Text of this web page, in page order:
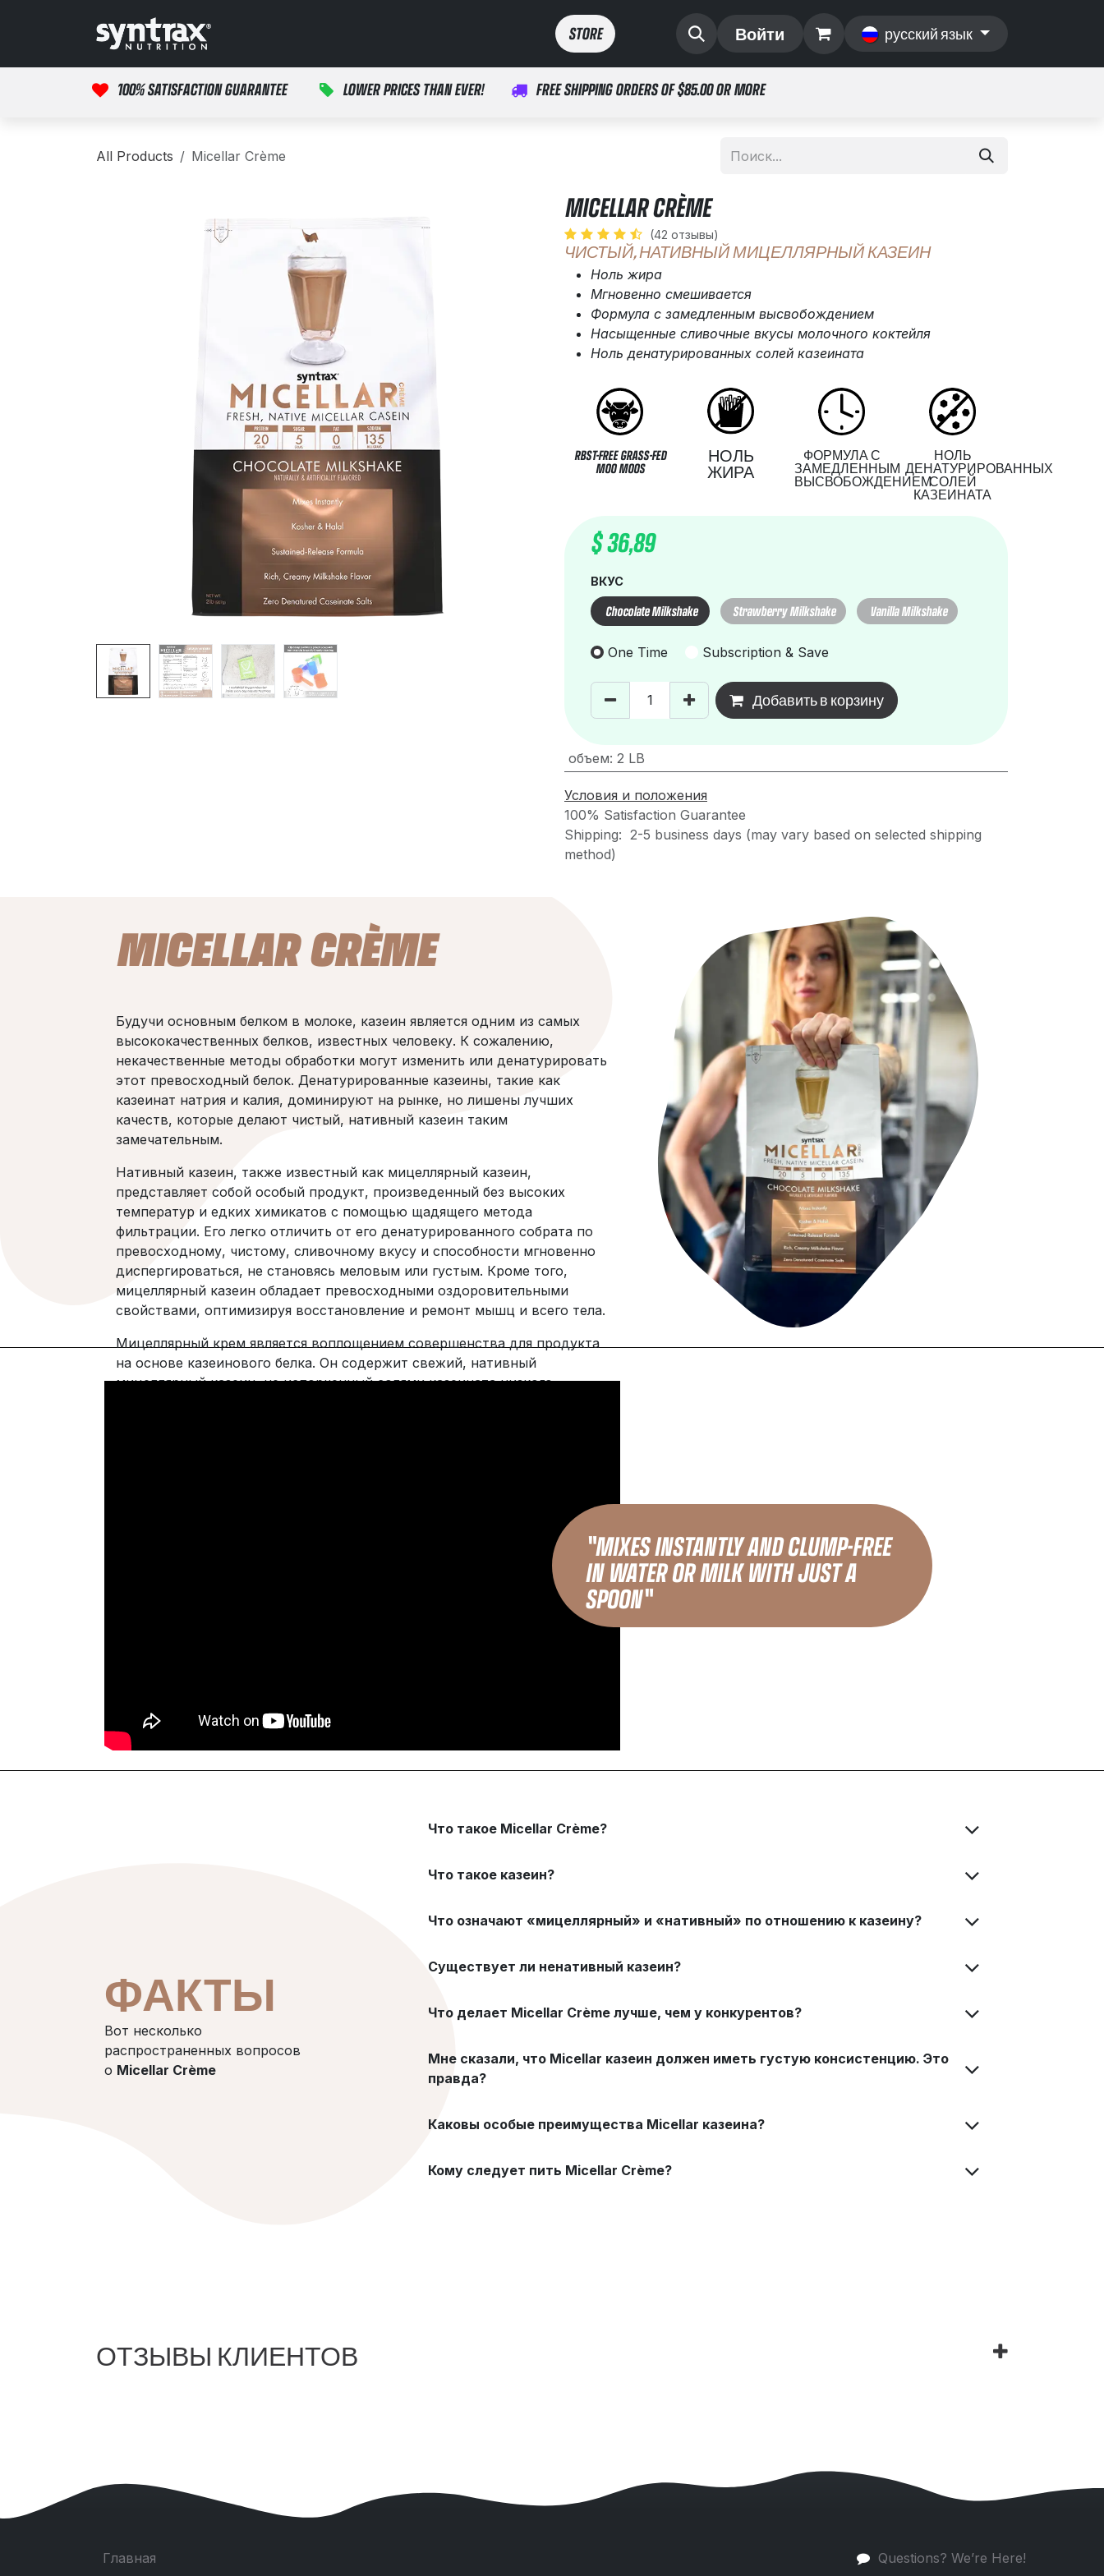
STORE​​ Войти русский язык
100% SATISFACTION GUARANTEE LOWER PRICES THAN EVER! FREE SHIPPING ORDERS OF $85.00 OR MORE
All Products Micellar Crème
MICELLAR CRÈME
(42 отзывы)
ЧИСТЫЙ, НАТИВНЫЙ МИЦЕЛЛЯРНЫЙ КАЗЕИН
Ноль жира
Мгновенно смешивается
Формула с замедленным высвобождением
Насыщенные сливочные вкусы молочного коктейля
Ноль денатурированных солей казеината
RBST-FREE GRASS-FED
MOO MOOS
НОЛЬ
ЖИРА
ФОРМУЛА С
ЗАМЕДЛЕННЫМ
ВЫСВОБОЖДЕНИЕМ
НОЛЬ
ДЕНАТУРИРОВАННЫХ
СОЛЕЙ
КАЗЕИНАТА
$36,89
ВКУС
Chocolate Milkshake Strawberry Milkshake Vanilla Milkshake
One Time Subscription & Save
Добавить в корзину
объем: 2 LB
Условия и положения
100% Satisfaction Guarantee
Shipping: 2-5 business days (may vary based on selected shipping
method)
MICELLAR CRÈME
Будучи основным белком в молоке, казеин является одним из самых
высококачественных белков, известных человеку. К сожалению,
некачественные методы обработки могут изменить или денатурировать
этот превосходный белок. Денатурированные казеины, такие как
казеинат натрия и калия, доминируют на рынке, но лишены лучших
качеств, которые делают чистый, нативный казеин таким
замечательным.
Нативный казеин, также известный как мицеллярный казеин,
представляет собой особый продукт, произведенный без высоких
температур и едких химикатов с помощью щадящего метода
фильтрации. Его легко отличить от его денатурированного собрата по
превосходному, чистому, сливочному вкусу и способности мгновенно
диспергироваться, не становясь меловым или густым. Кроме того,
мицеллярный казеин обладает превосходными оздоровительными
свойствами, оптимизируя восстановление и ремонт мышц и всего тела.
Мицеллярный крем является воплощением совершенства для продукта
на основе казеинового белка. Он содержит свежий, нативный
мицеллярный казеин, не испорченный солями казеината низкого
"MIXES INSTANTLY AND CLUMP-FREE
IN WATER OR MILK WITH JUST A
SPOON"
Что такое Micellar Crème?
Что такое казеин?
Что означают «мицеллярный» и «нативный» по отношению к казеину?
Существует ли ненативный казеин?
Что делает Micellar Crème лучше, чем у конкурентов?
Мне сказали, что Micellar казеин должен иметь густую консистенцию. Это
правда?
Каковы особые преимущества Micellar казеина?
Кому следует пить Micellar Crème?
ФАКТЫ
Вот несколько
распространенных вопросов
о Micellar Crème
ОТЗЫВЫ КЛИЕНТОВ
Questions? We’re Here!
Главная